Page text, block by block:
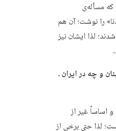
در شرایط پیش از ۶۰-۵۰ سال قبل که مسأله‌ی
را نوشت؛ آن هم
لذا ایشان نیز
و چه در ایران ـ
اساساً غیر از
لذا حتی برخی از